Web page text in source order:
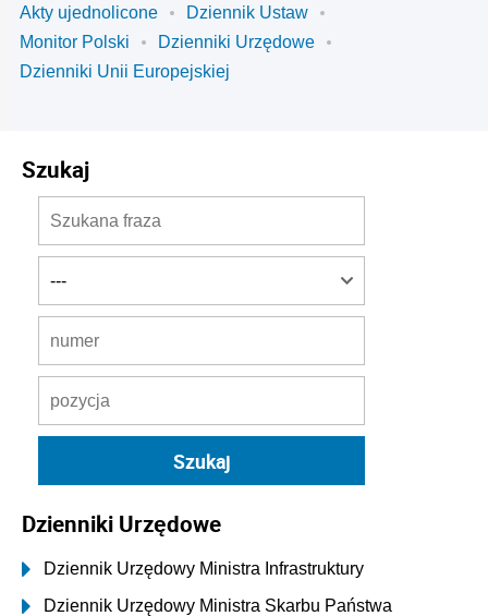
Akty ujednolicone
Dziennik Ustaw
Monitor Polski
Dzienniki Urzędowe
Dzienniki Unii Europejskiej
Szukaj
Dzienniki Urzędowe
Dziennik Urzędowy Ministra Infrastruktury
Dziennik Urzędowy Ministra Skarbu Państwa